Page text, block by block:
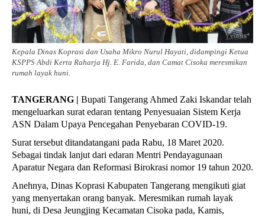
Kepala Dinas Koprasi dan Usaha Mikro Nurul Hayati, didampingi Ketua
KSPPS Abdi Kerta Raharja Hj. E. Farida, dan Camat Cisoka meresmikan
rumah layak huni.
TANGERANG | Bupati Tangerang Ahmed Zaki Iskandar telah
mengeluarkan surat edaran tentang Penyesuaian Sistem Kerja
ASN Dalam Upaya Pencegahan Penyebaran COVID-19.
Surat tersebut ditandatangani pada Rabu, 18 Maret 2020.
Sebagai tindak lanjut dari edaran Mentri Pendayagunaan
Aparatur Negara dan Reformasi Birokrasi nomor 19 tahun 2020.
Anehnya, Dinas Koprasi Kabupaten Tangerang mengikuti giat
yang menyertakan orang banyak. Meresmikan rumah layak
huni, di Desa Jeungjing Kecamatan Cisoka pada, Kamis,